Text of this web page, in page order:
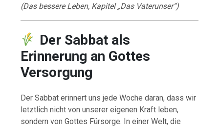
(Das bessere Leben, Kapitel „Das Vaterunser“)
Der Sabbat als
Erinnerung an Gottes
Versorgung
Der Sabbat erinnert uns jede Woche daran, dass wir
letztlich nicht von unserer eigenen Kraft leben,
sondern von Gottes Fürsorge. In einer Welt, die